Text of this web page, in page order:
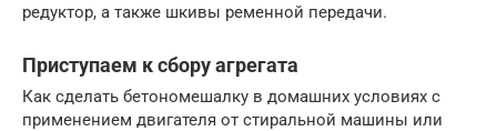
редуктор, а также шкивы ременной передачи.
Приступаем к сбору агрегата
Как сделать бетономешалку в домашних условиях с
применением двигателя от стиральной машины или